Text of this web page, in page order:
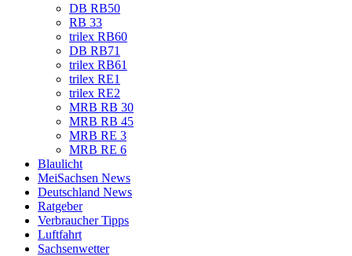
DB RB50
RB 33
trilex RB60
DB RB71
trilex RB61
trilex RE1
trilex RE2
MRB RB 30
MRB RB 45
MRB RE 3
MRB RE 6
Blaulicht
MeiSachsen News
Deutschland News
Ratgeber
Verbraucher Tipps
Luftfahrt
Sachsenwetter